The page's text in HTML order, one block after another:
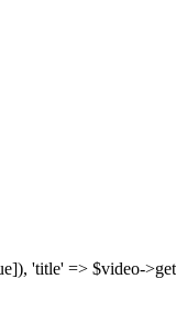
'title' => $video-